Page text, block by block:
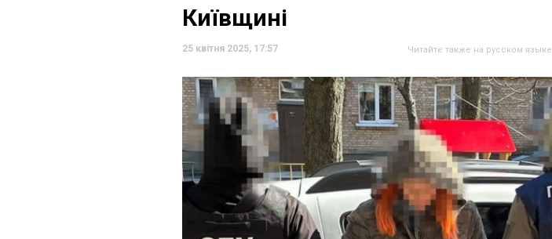
Київщині
25 квітня 2025, 17:57 Читайте также на русском языке